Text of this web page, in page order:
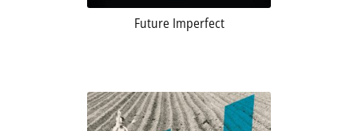
Future Imperfect